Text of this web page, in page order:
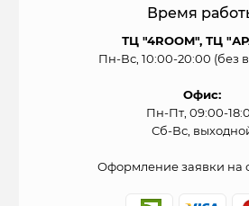
Время
ТЦ "4ROOM", ТЦ
Пн-Вс, 10:00-20:00 (без
Офис:
Пн-Пт, 09:00-
Сб-Вс,
Оформление заявки на